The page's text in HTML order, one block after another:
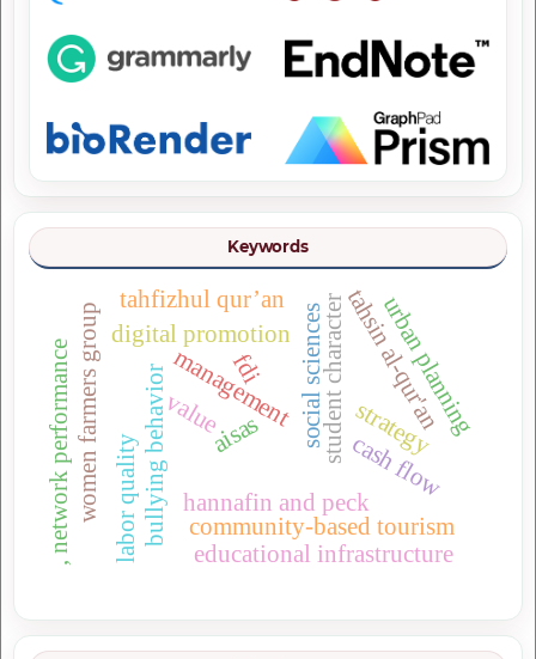
Keywords
managementsocial sciencesstudent character
bullying behaviorvalue
hannafin and peck
tahsin al-qur'an
digital promotion
community-based tourism
aisas strategy
educational infrastructure
urban planning
cash flow
tahfizhul qur’an
women farmers group
, network performance labor quality
fdi